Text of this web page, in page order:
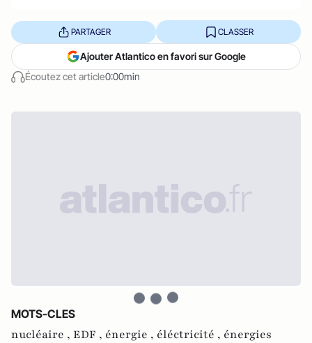
Écoutez cet article0:00min
PARTAGER CLASSER
Ajouter Atlantico en favori sur Google
MOTS-CLES
nucléaire , EDF , énergie , éléctricité , énergies